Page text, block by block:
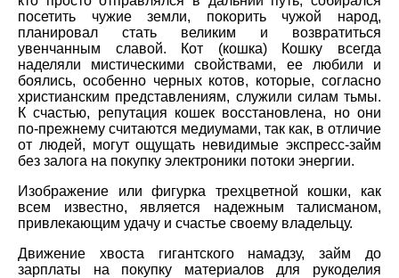
посетить чужие земли, покорить чужой народ,
планировал стать великим и возвратиться
увенчанным славой. Кот (кошка) Кошку всегда
наделяли мистическими свойствами, ее любили и
боялись, особенно черных котов, которые, согласно
христианским представлениям, служили силам тьмы.
К счастью, репутация кошек восстановлена, но они
по-прежнему считаются медиумами, так как, в отличие
от людей, могут ощущать невидимые экспресс-займ
без залога на покупку электроники потоки энергии.
Изображение или фигурка трехцветной кошки, как
всем известно, является надежным талисманом,
привлекающим удачу и счастье своему владельцу.
Движение хвоста гигантского намадзу, займ до
зарплаты на покупку материалов для рукоделия